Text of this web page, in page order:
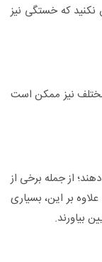
نکنید که خستگی نیز
نیز ممکن است
از جمله برخی از
بر این، بسیاری
بیاورند.